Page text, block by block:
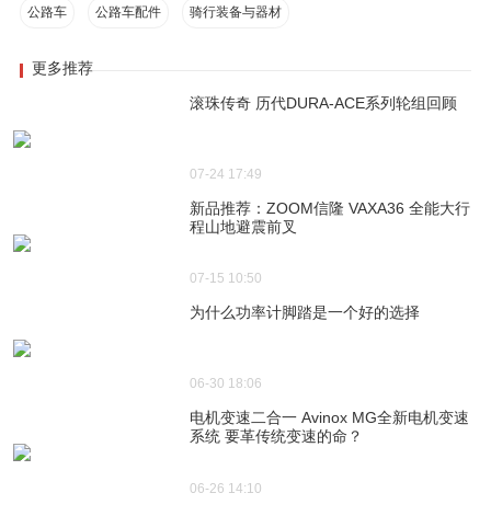
公路车 公路车配件 骑行装备与器材
更多推荐
滚珠传奇 历代DURA-ACE系列轮组回顾
07-24 17:49
新品推荐：ZOOM信隆 VAXA36 全能大行
程山地避震前叉
07-15 10:50
为什么功率计脚踏是一个好的选择
06-30 18:06
电机变速二合一 Avinox MG全新电机变速
系统 要革传统变速的命？
06-26 14:10